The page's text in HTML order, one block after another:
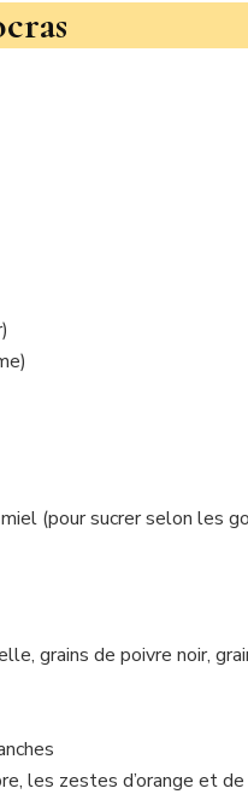
(pour sucrer selon les
grains de poivre noir,
les zestes d’orange et